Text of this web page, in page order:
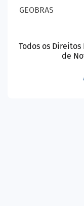
GEOBRAS
Todos os
de